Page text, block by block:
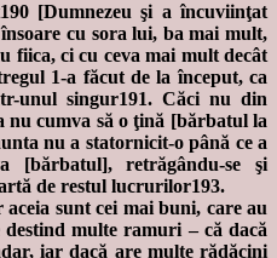
[Dumnezeu şi a încuviinţat
cu sora lui, ba mai mult,
fiica, ci cu ceva mai mult decât
1-a făcut de la început, ca
unul singur191. Căci nu din
nu cumva să o ţină [bărbatul la
nu a statornicit-o până ce a
[bărbatul], retrăgându-se şi
de restul lucrurilor193.
sunt cei mai buni, care au
multe ramuri – că dacă
iar dacă are multe rădăcini